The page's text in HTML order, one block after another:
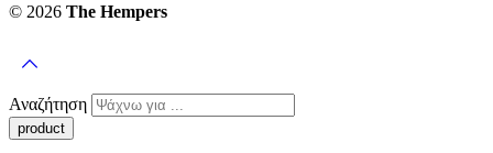
© 2026 The Hempers
Αναζήτηση